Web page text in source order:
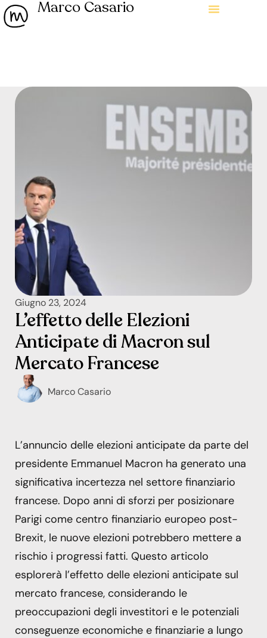
Marco Casario
Giugno 23, 2024
L’effetto delle Elezioni
Anticipate di Macron sul
Mercato Francese
Marco Casario
L’annuncio delle elezioni anticipate da parte del
presidente Emmanuel Macron ha generato una
significativa incertezza nel settore finanziario
francese. Dopo anni di sforzi per posizionare
Parigi come centro finanziario europeo post-
Brexit, le nuove elezioni potrebbero mettere a
rischio i progressi fatti. Questo articolo
esplorerà l’effetto delle elezioni anticipate sul
mercato francese, considerando le
preoccupazioni degli investitori e le potenziali
conseguenze economiche e finanziarie a lungo